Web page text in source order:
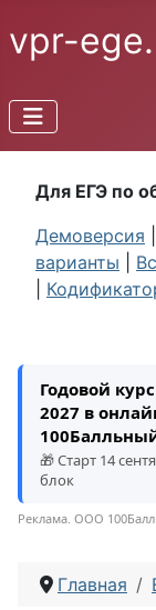
vpr-
Для ЕГЭ по
Демоверсия
варианты
Годовой
2027 в
🎁 Старт 14
блок
Реклама. ООО
Главная